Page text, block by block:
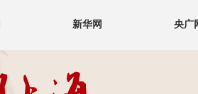
新华网 央广